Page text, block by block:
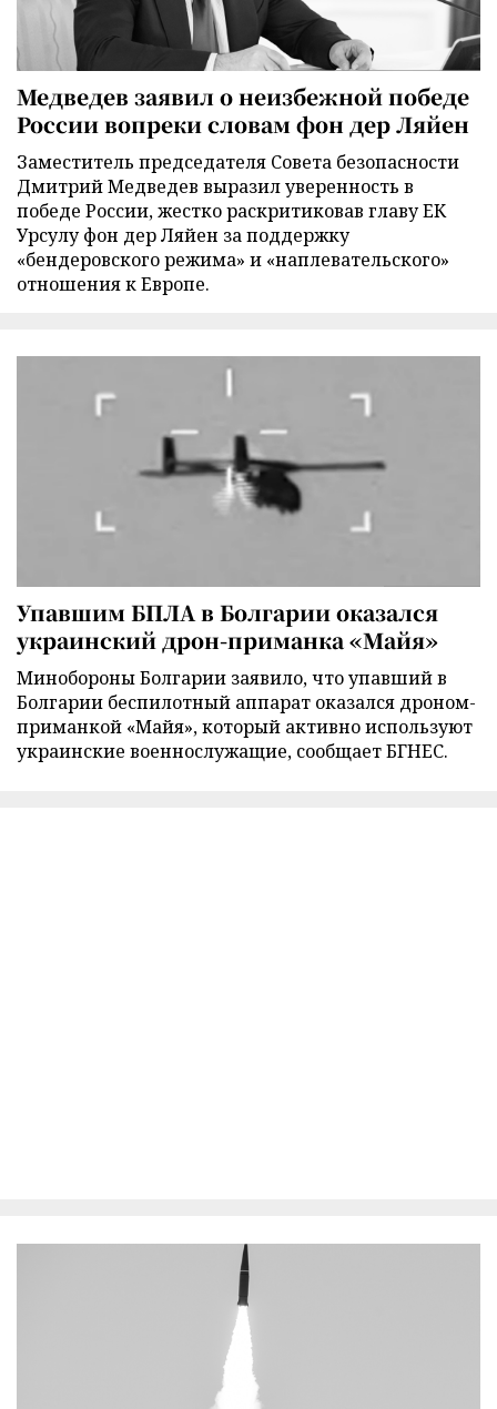
Медведев заявил о неизбежной победе
России вопреки словам фон дер Ляйен
Заместитель председателя Совета безопасности
Дмитрий Медведев выразил уверенность в
победе России, жестко раскритиковав главу ЕК
Урсулу фон дер Ляйен за поддержку
«бендеровского режима» и «наплевательского»
отношения к Европе.
Упавшим БПЛА в Болгарии оказался
украинский дрон-приманка «Майя»
Минобороны Болгарии заявило, что упавший в
Болгарии беспилотный аппарат оказался дроном-
приманкой «Майя», который активно используют
украинские военнослужащие, сообщает БГНЕС.